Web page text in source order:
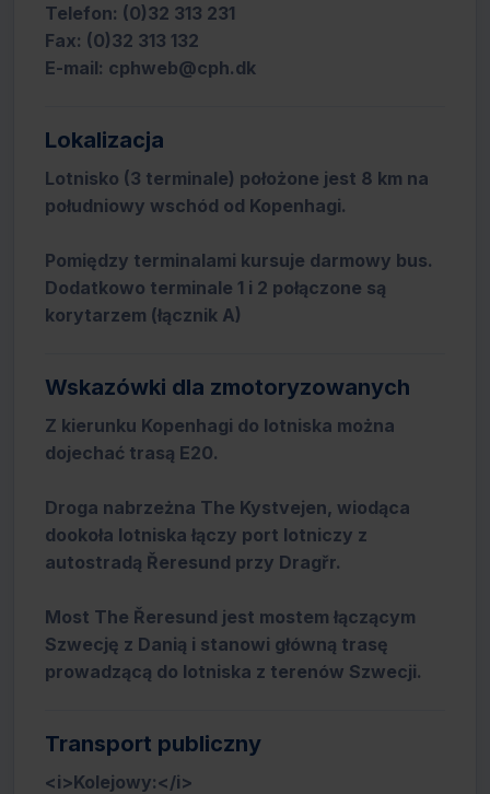
Telefon: (0)32 313 231
Fax: (0)32 313 132
E-mail: cphweb@cph.dk
Lokalizacja
Lotnisko (3 terminale) położone jest 8 km na
południowy wschód od Kopenhagi.
Pomiędzy terminalami kursuje darmowy bus.
Dodatkowo terminale 1 i 2 połączone są
korytarzem (łącznik A)
Wskazówki dla zmotoryzowanych
Z kierunku Kopenhagi do lotniska można
dojechać trasą E20.
Droga nabrzeżna The Kystvejen, wiodąca
dookoła lotniska łączy port lotniczy z
autostradą Řeresund przy Dragřr.
Most The Řeresund jest mostem łączącym
Szwecję z Danią i stanowi główną trasę
prowadzącą do lotniska z terenów Szwecji.
Transport publiczny
<i>Kolejowy:</i>